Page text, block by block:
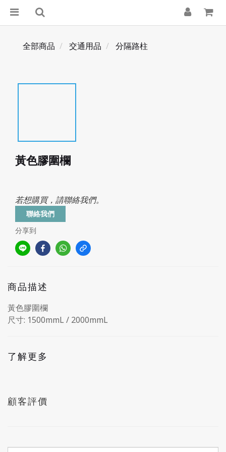
全部商品 交通用品 分隔路柱
黃色膠圍欄
若想購買，請聯絡我們。
聯絡我們
分享到
商品描述
黃色膠圍欄
尺寸: 1500mmL / 2000mmL
了解更多
顧客評價